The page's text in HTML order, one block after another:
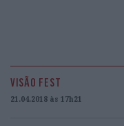
VISÃO FEST
21.04.2018 às 17h21